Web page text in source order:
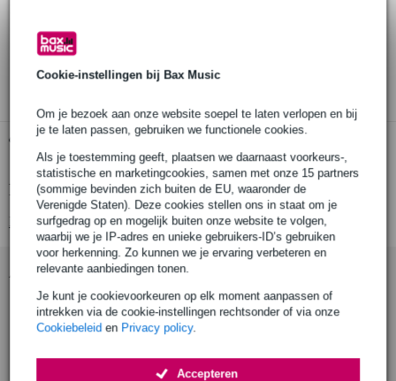
Cookie-instellingen bij Bax Music
Om je bezoek aan onze website soepel te laten verlopen en bij
je te laten passen, gebruiken we functionele cookies.
Als je toestemming geeft, plaatsen we daarnaast voorkeurs-,
statistische en marketingcookies, samen met onze 15 partners
(sommige bevinden zich buiten de EU, waaronder de
Verenigde Staten). Deze cookies stellen ons in staat om je
surfgedrag op en mogelijk buiten onze website te volgen,
waarbij we je IP-adres en unieke gebruikers-ID’s gebruiken
voor herkenning. Zo kunnen we je ervaring verbeteren en
relevante aanbiedingen tonen.
Je kunt je cookievoorkeuren op elk moment aanpassen of
intrekken via de cookie-instellingen rechtsonder of via onze
Cookiebeleid en Privacy policy.
Accepteren
30 dagen 'niet goed geld terug' garantie
3 jaar Bax Music garantie
Gratis ophalen in de winkel
Productinformatie
Bekijk alle productspecificaties
Accessoires (10)